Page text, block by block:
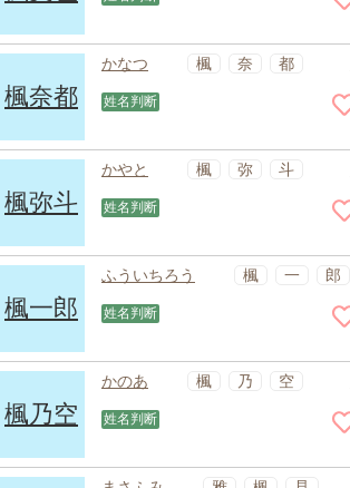
楓奈都
かなつ 楓 奈 都
姓名判断
楓弥斗
かやと 楓 弥 斗
姓名判断
楓一郎
ふういちろう 楓 一 郎
姓名判断
楓乃空
かのあ 楓 乃 空
姓名判断